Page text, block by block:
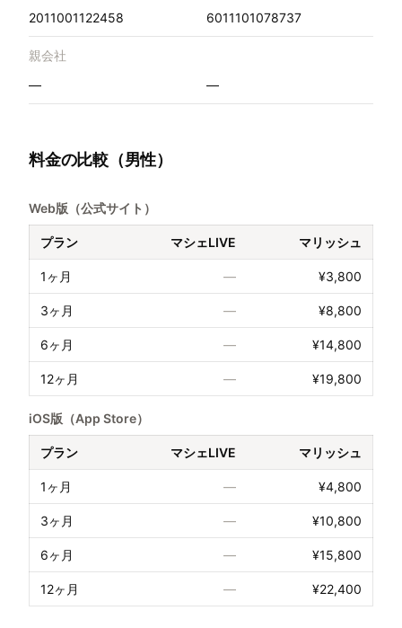
2011001122458
6011101078737
親会社
—
—
料金の比較（男性）
Web版（公式サイト）
プラン マシェLIVE マリッシュ
1ヶ月 — ¥3,800
3ヶ月 — ¥8,800
6ヶ月 — ¥14,800
12ヶ月 — ¥19,800
iOS版（App Store）
プラン マシェLIVE マリッシュ
1ヶ月 — ¥4,800
3ヶ月 — ¥10,800
6ヶ月 — ¥15,800
12ヶ月 — ¥22,400